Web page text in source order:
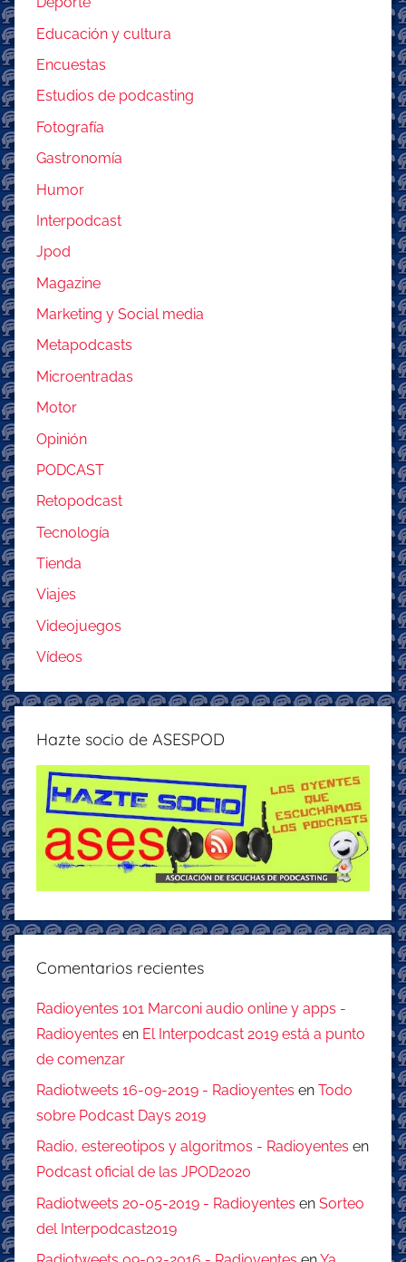
Educación y cultura
Encuestas
Estudios de podcasting
Fotografía
Gastronomía
Humor
Interpodcast
Jpod
Magazine
Marketing y Social media
Metapodcasts
Microentradas
Motor
Opinión
PODCAST
Retopodcast
Tecnología
Tienda
Viajes
Videojuegos
Vídeos
Hazte socio de ASESPOD
Comentarios recientes
Radioyentes 101 Marconi audio online y apps -
Radioyentes en El Interpodcast 2019 está a punto
de comenzar
Radiotweets 16-09-2019 - Radioyentes en Todo
sobre Podcast Days 2019
Radio, estereotipos y algoritmos - Radioyentes en
Podcast oficial de las JPOD2020
Radiotweets 20-05-2019 - Radioyentes en Sorteo
del Interpodcast2019